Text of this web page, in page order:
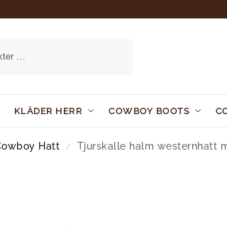
KLÄDER HERR COWBOY BOOTS
Hatt / Tjurskalle halm westernhatt